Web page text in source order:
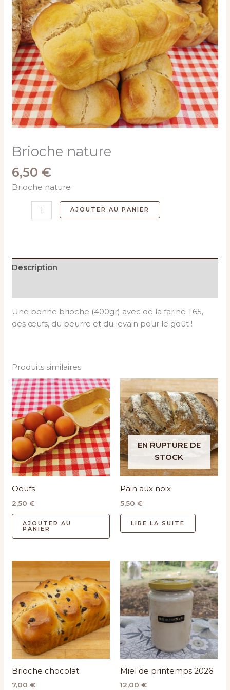
Brioche nature
6,50€
Brioche nature
nature
AJOUTER AU PANIER
Description
Une bonne brioche (400gr) avec de la farine T65,
des œufs, du beurre et du levain pour le goût !
Produits similaires
Oeufs
2,50€
AJOUTER AU
PANIER
EN RUPTURE DE
STOCK
Pain aux noix
5,50 €
LIRE LA SUITE
Brioche chocolat
7,00€
Miel de printemps 2026
12,00 €